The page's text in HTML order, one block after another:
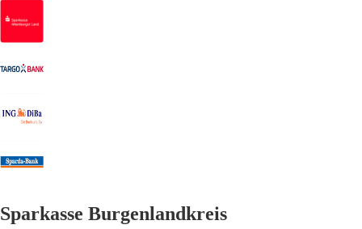
Sparkasse Burgenlandkreis